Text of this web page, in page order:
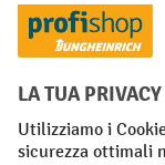
Facebook
YouTube
LinkedIn
Condizioni